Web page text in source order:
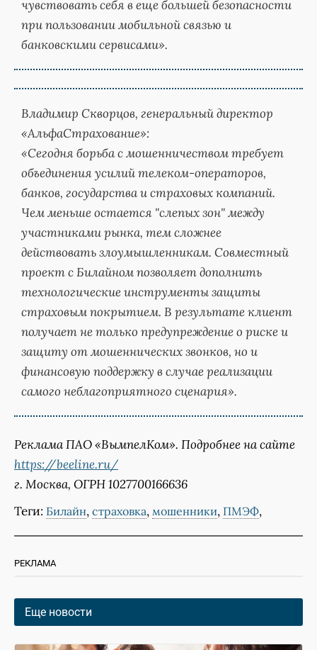
чувствовать себя в еще большей безопасности
при пользовании мобильной связью и
банковскими сервисами».
Владимир Скворцов, генеральный директор
«АльфаСтрахование»:
«Сегодня борьба с мошенничеством требует
объединения усилий телеком-операторов,
банков, государства и страховых компаний.
Чем меньше остается "слепых зон" между
участниками рынка, тем сложнее
действовать злоумышленникам. Совместный
проект с Билайном позволяет дополнить
технологические инструменты защиты
страховым покрытием. В результате клиент
получает не только предупреждение о риске и
защиту от мошеннических звонков, но и
финансовую поддержку в случае реализации
самого неблагоприятного сценария».
Реклама ПАО «ВымпелКом». Подробнее на сайте
https://beeline.ru/
г. Москва, ОГРН 1027700166636
Теги: Билайн, страховка, мошенники, ПМЭФ,
РЕКЛАМА
Еще новости